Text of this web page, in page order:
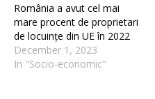
România a avut cel mai
mare procent de proprietari
de locuințe din UE în 2022
December 1, 2023
In "Socio-economic"